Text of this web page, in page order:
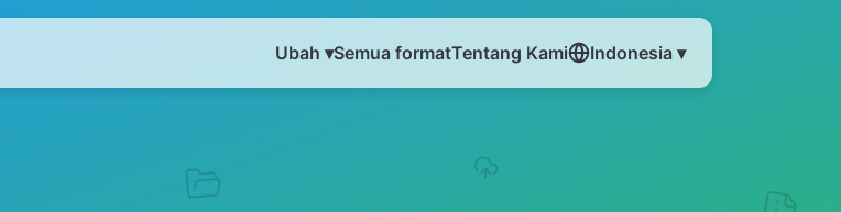
Ubah ▾Semua formatTentang Kami Indonesia ▾